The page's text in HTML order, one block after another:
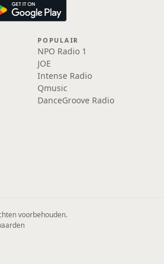
POPULAIR
NPO Radio 1
JOE
Intense Radio
Qmusic
DanceGroove Radio
voorbehouden.